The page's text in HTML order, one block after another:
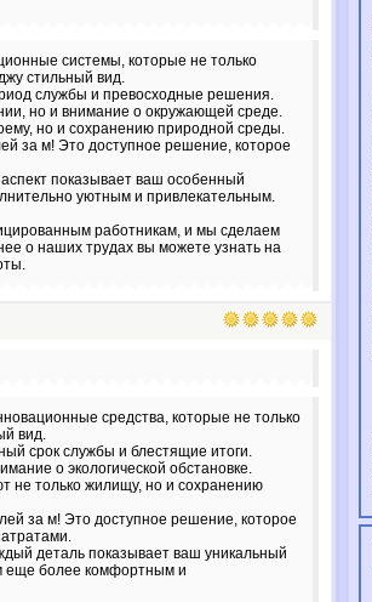
системы, которые не только
стильный вид.
службы и превосходные решения.
но и внимание о окружающей среде.
но и сохранению природной среды.
за м! Это доступное решение, которое
показывает ваш особенный
уютным и привлекательным.
работникам, и мы сделаем
о наших трудах вы можете узнать на
средства, которые не только
вид.
срок службы и блестящие итоги.
о экологической обстановке.
не только жилищу, но и сохранению
за м! Это доступное решение, которое
деталь показывает ваш уникальный
еще более комфортным и